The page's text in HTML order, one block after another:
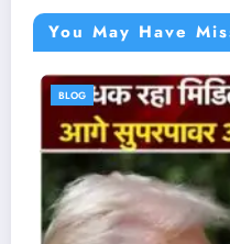
You May Have